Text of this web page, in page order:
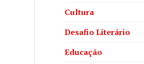
Cultura
Desafio Literário
Educação